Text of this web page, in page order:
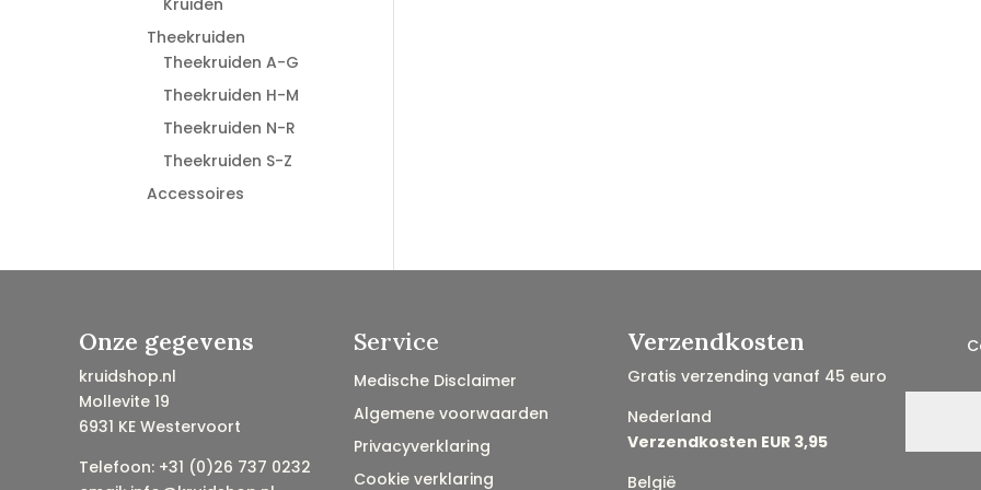
Kruiden
Theekruiden
Theekruiden A-G
Theekruiden H-M
Theekruiden N-R
Theekruiden S-Z
Accessoires
Onze gegevens
kruidshop.nl
Mollevite 19
6931 KE Westervoort
Telefoon: +31 (0)26 737 0232
Service
Medische Disclaimer
Algemene voorwaarden
Privacyverklaring
Cookie verklaring
Verzendkosten
Gratis verzending vanaf 45 euro
Nederland
Verzendkosten EUR 3,95
België